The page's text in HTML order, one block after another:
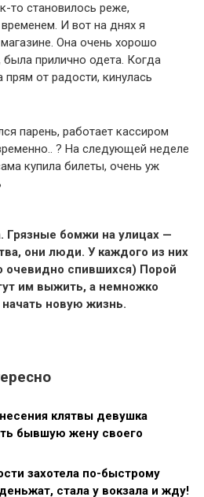
то становилось реже,
И вот на днях я
Она очень хорошо
была прилично одета. Когда
от радости, кинулась
парень, работает кассиром
? На следующей неделе
купила билеты, очень уж
Грязные бомжи на улицах —
они люди. У каждого из них
очевидно спившихся) Порой
им выжить, а немножко
новую жизнь.
клятвы девушка
бывшую жену своего
захотела по-быстрому
стала у вокзала и жду!